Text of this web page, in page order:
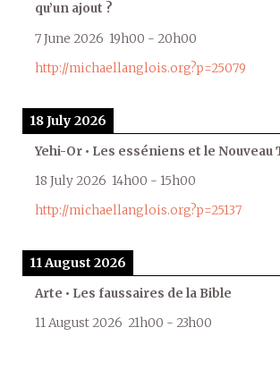
qu’un ajout ?
7 June 2026 19h00 - 20h00
http://michaellanglois.org?p=25079
18 July 2026
Yehi-Or • Les esséniens et le
18 July 2026 14h00 - 15h00
http://michaellanglois.org?p=25137
11 August 2026
Arte • Les faussaires de la Bible
11 August 2026 21h00 - 23h00